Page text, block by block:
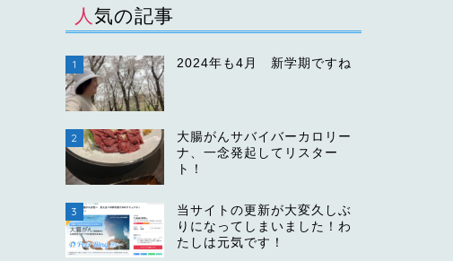
人気の記事
1 2024年も4月 新学期ですね
2
大腸がんサバイバーカロリー
ナ、一念発起してリスター
ト！
3
当サイトの更新が大変久しぶ
りになってしまいました！わ
たしは元気です！